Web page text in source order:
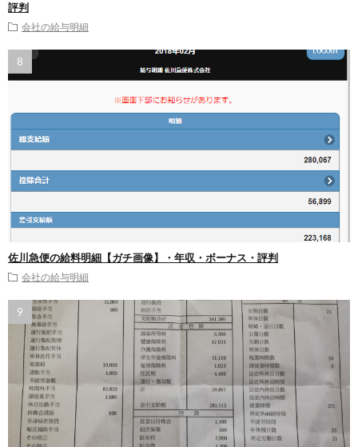
評判
会社の給与明細
佐川急便の給料明細【ガチ画像】・年収・ボーナス・評判
会社の給与明細